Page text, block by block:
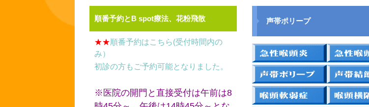
声帯ポリープ
順番予約とB spot療法、花粉飛散
★★ 順番予約はこちら(受付時間内の
み）
初診の方もご予約可能となりました。
※医院の開門と直接受付は午前は8